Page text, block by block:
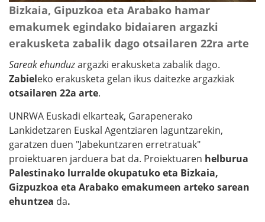
Bizkaia, Gipuzkoa eta Arabako hamar
emakumek egindako bidaiaren argazki
erakusketa zabalik dago otsailaren 22ra arte
Sareak ehunduzargazki erakusketa zabalik dago.
Zabieleko erakusketa gelan ikus daitezke argazkiak
otsailaren 22a arte.
UNRWA Euskadi elkarteak, Garapenerako
Lankidetzaren Euskal Agentziaren laguntzarekin,
garatzen duen "Jabekuntzaren erretratuak"
proiektuaren jarduera bat da. Proiektuaren helburua
Palestinako lurralde okupatuko eta Bizkaia,
Gizpuzkoa eta Arabako emakumeen arteko sarean
ehuntzea da.